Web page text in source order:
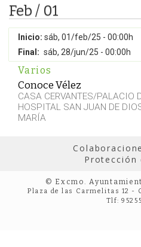
Feb / 01
Inicio: sáb, 01/feb/25 - 00:00h
Final: sáb, 28/jun/25 - 00:00h
Varios
Conoce Vélez
CASA CERVANTES/PALACIO
HOSPITAL SAN JUAN DE
MARÍA
Protección
© Excmo.
Plaza de las Carmelitas 12 -
Tlf: